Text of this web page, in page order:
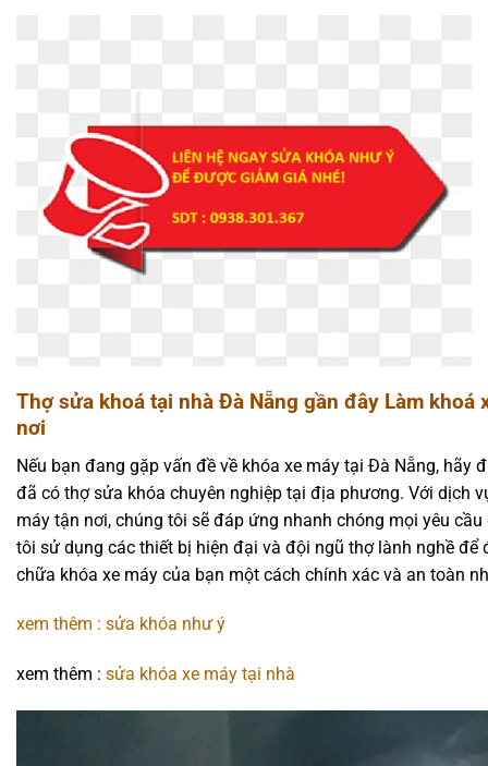
Thợ sửa khoá tại nhà Đà Nẵng gần đây Làm khoá
nơi
Nếu bạn đang gặp vấn đề về khóa xe máy tại Đà Nẵng, hãy
đã có thợ sửa khóa chuyên nghiệp tại địa phương. Với dịch
máy tận nơi, chúng tôi sẽ đáp ứng nhanh chóng mọi yêu cầu
tôi sử dụng các thiết bị hiện đại và đội ngũ thợ lành nghề để
chữa khóa xe máy của bạn một cách chính xác và an toàn
xem thêm : sửa khóa như ý
xem thêm : sửa khóa xe máy tại nhà